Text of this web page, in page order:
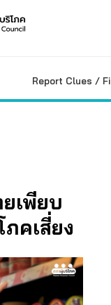
Report Clues /
เพียบ
คเสี่ยง